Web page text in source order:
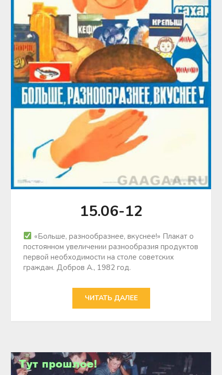
15.06-12
«Больше, разнообразнее, вкуснее!» Плакат о
постоянном увеличении разнообразия продуктов
первой необходимости на столе советских
граждан. Добров А., 1982 год.
ЧИТАТЬ ДАЛЕЕ